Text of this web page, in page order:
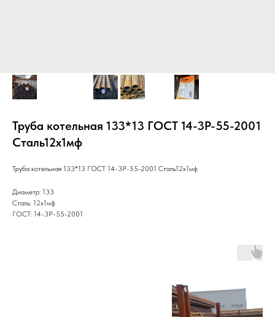
Труба котельная 133*13 ГОСТ 14-3Р-55-2001
Cталь12х1мф
Труба котельная 133*13 ГОСТ 14-3Р-55-2001 Cталь12х1мф
Диаметр: 133
Сталь: 12х1мф
ГОСТ: 14-3Р-55-2001